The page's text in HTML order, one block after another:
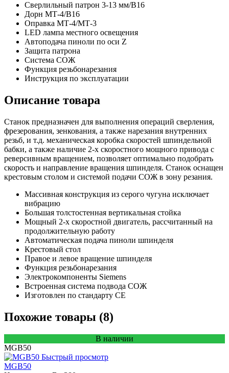
Сверлильный патрон 3-13 мм/В16
Дорн MТ-4/B16
Оправка МТ-4/МТ-3
LED лампа местного освещения
Автоподача пиноли по оси Z
Защита патрона
Система СОЖ
Функция резьбонарезания
Инструкция по эксплуатации
Описание товара
Станок предназначен для выполнения операций сверления,
фрезерования, зенкования, а также нарезания внутренних
резьб, и т.д. механическая коробка скоростей шпиндельной
бабки, а также наличие 2-х скоростного мощного привода с
реверсивным вращением, позволяет оптимально подобрать
скорость и направление вращения шпинделя. Станок оснащен
крестовым столом и системой подачи СОЖ в зону резания.
Массивная конструкция из серого чугуна исключает
вибрацию
Большая толстостенная вертикальная стойка
Мощный 2-х скоростной двигатель, рассчитанный на
продолжительную работу
Автоматическая подача пиноли шпинделя
Крестовый стол
Правое и левое вращение шпинделя
Функция резьбонарезания
Электрокомпоненты Siemens
Встроенная система подвода СОЖ
Изготовлен по стандарту СЕ
Похожие товары (8)
В наличии
MGB50
Быстрый просмотр
MGB50